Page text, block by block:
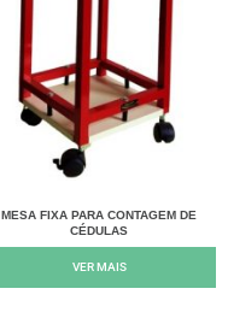
MESA FIXA PARA CONTAGEM DE
CÉDULAS
VER MAIS